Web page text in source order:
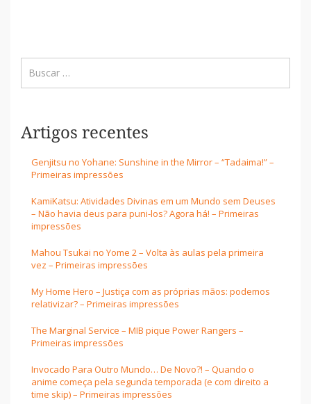
Artigos recentes
Genjitsu no Yohane: Sunshine in the Mirror – “Tadaima!” –
Primeiras impressões
KamiKatsu: Atividades Divinas em um Mundo sem Deuses
– Não havia deus para puni-los? Agora há! – Primeiras
impressões
Mahou Tsukai no Yome 2 – Volta às aulas pela primeira
vez – Primeiras impressões
My Home Hero – Justiça com as próprias mãos: podemos
relativizar? – Primeiras impressões
The Marginal Service – MIB pique Power Rangers –
Primeiras impressões
Invocado Para Outro Mundo… De Novo?! – Quando o
anime começa pela segunda temporada (e com direito a
time skip) – Primeiras impressões